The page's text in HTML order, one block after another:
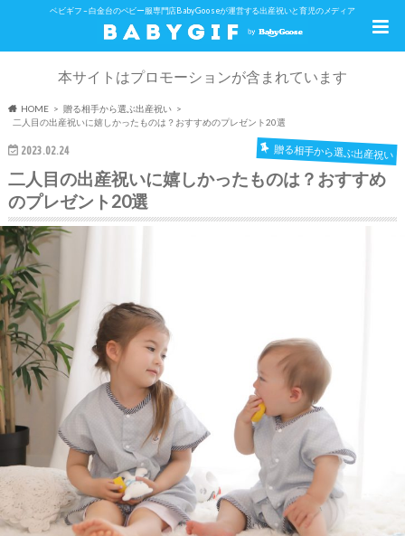
ベビギフ – 白金台のベビー服専門店BabyGooseが運営する出産祝いと育児のメディア
本サイトはプロモーションが含まれています
HOME
贈る相手から選ぶ出産祝い
二人目の出産祝いに嬉しかったものは？おすすめのプレゼント20選
2023.02.24 贈る相手から選ぶ出産祝い
二人目の出産祝いに嬉しかったものは？おすすめ
のプレゼント20選